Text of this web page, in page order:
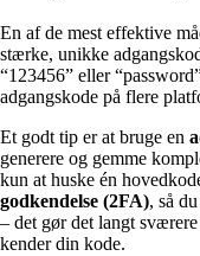
En af de mest effektive
stærke, unikke
“123456” eller
adgangskode på flere
Et godt tip er at bruge en
generere og gemme
kun at huske én
godkendelse (2FA), så
– det gør det langt
kender din kode.